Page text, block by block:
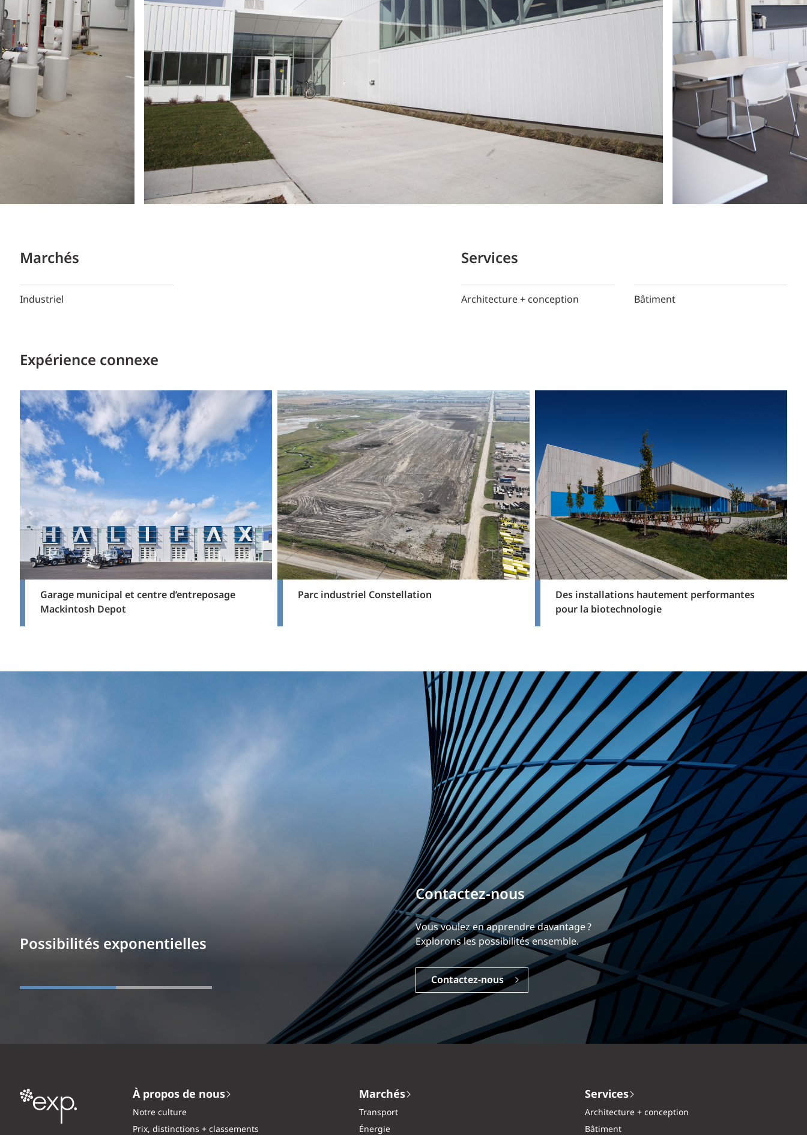
Marchés
Industriel
Services
Architecture + conception Bâtiment
Expérience connexe
Garage municipal et centre d’entreposage
Mackintosh Depot
Parc industriel Constellation
Des installations hautement performantes
pour la biotechnologie
Possibilités exponentielles
Bâtissez votre carrière
Notre expérience est ce qui nous différencie.
Explorez une carrière dynamique et gratifiante chez EXP.
Carrières
À propos de nous
Notre culture
Prix, distinctions + classements
Marchés
Transport
Énergie
Services
Architecture + conception
Bâtiment